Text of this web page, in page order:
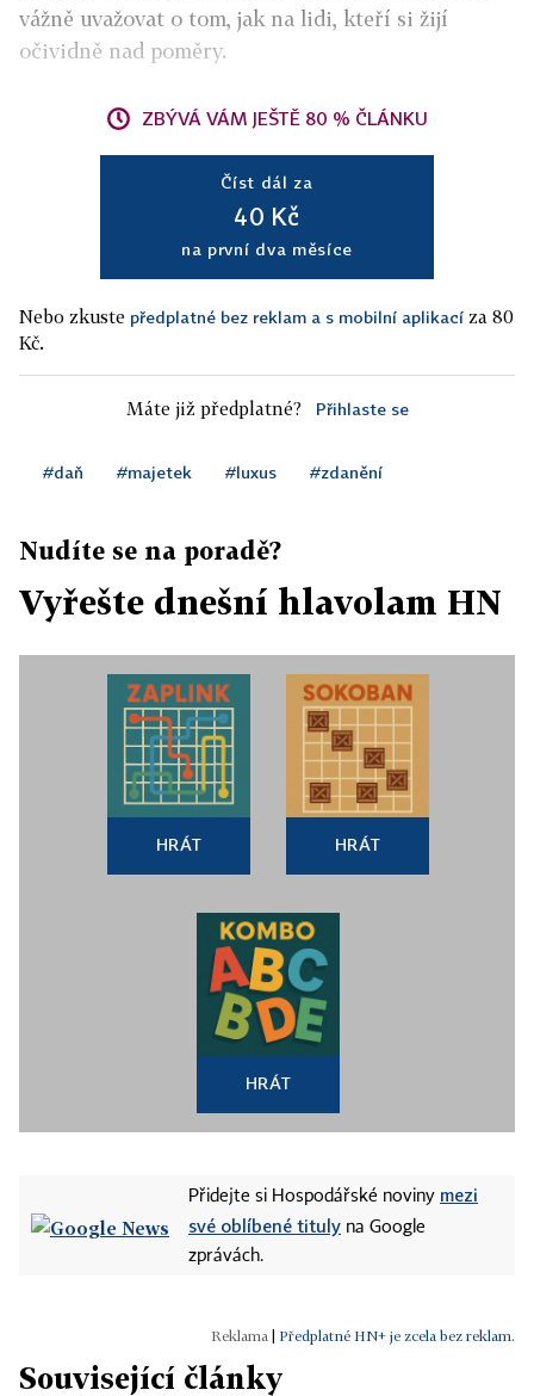
vážně uvažovat o tom, jak na lidi, kteří si žijí
očividně nad poměry.
ZBÝVÁ VÁM JEŠTĚ 80 % ČLÁNKU
Číst dál za
40 Kč
na první dva měsíce
Nebo zkuste předplatné bez reklam a s mobilní aplikací za 80
Kč.
Máte již předplatné? Přihlaste se
#daň #majetek #luxus #zdanění
Nudíte se na poradě?
Vyřešte dnešní hlavolam HN
HRÁT HRÁT
HRÁT
Přidejte si Hospodářské noviny mezi
své oblíbené tituly na Google
zprávách.
Předplatné HN+ je zcela bez reklam.
Související články